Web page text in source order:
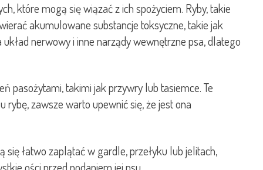
które mogą się wiązać z ich spożyciem. Ryby, takie
akumulowane substancje toksyczne, takie jak
nerwowy i inne narządy wewnętrzne psa, dlatego
pasożytami, takimi jak przywry lub tasiemce. Te
zawsze warto upewnić się, że jest ona
się łatwo zaplątać w gardle, przełyku lub jelitach,
ości przed podaniem jej psu.